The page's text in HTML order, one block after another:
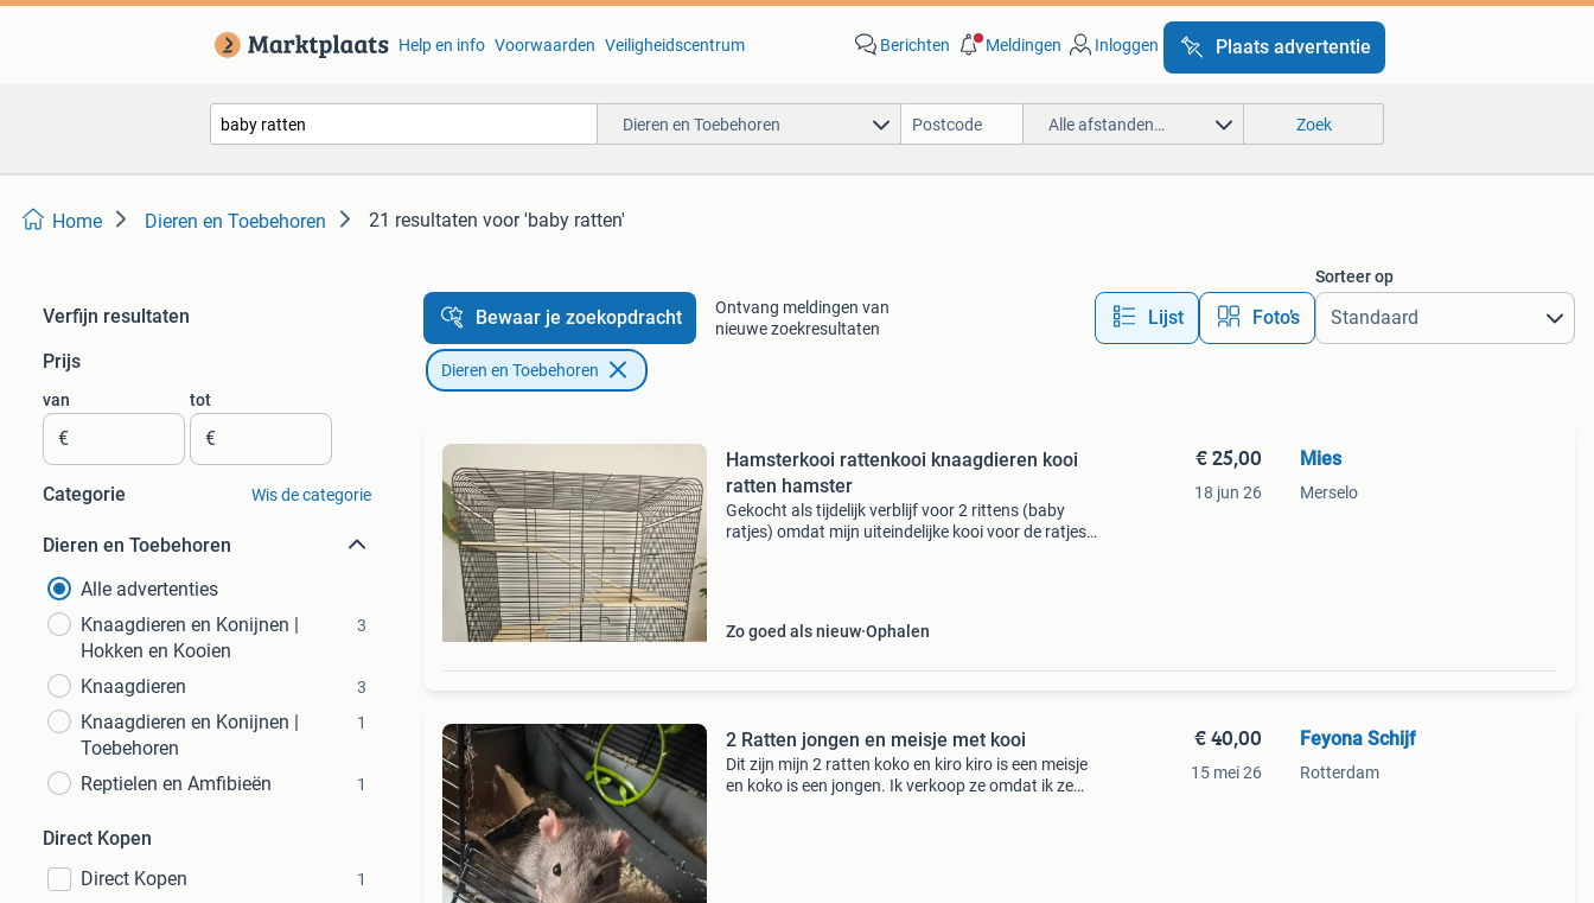
Help en info Voorwaarden Veiligheidscentrum Berichten Meldingen Inloggen Plaats advertentie
Dieren en Toebehoren Alle afstanden… Zoek
Home Dieren en Toebehoren 21 resultaten voor 'baby ratten'
Verfijn resultaten
Prijs
van
€
tot
€
Categorie Wis de categorie
Dieren en Toebehoren
Alle advertenties
Knaagdieren en Konijnen |
Hokken en Kooien
3
Knaagdieren 3
Knaagdieren en Konijnen |
Toebehoren
1
Reptielen en Amfibieën 1
Direct Kopen
Direct Kopen
1
Bewaar je zoekopdracht
Ontvang meldingen van
nieuwe zoekresultaten
Lijst Foto’s
Sorteer op
Dieren en Toebehoren
Hamsterkooi rattenkooi knaagdieren kooi
ratten hamster
Gekocht als tijdelijk verblijf voor 2 rittens (baby
ratjes) omdat mijn uiteindelijke kooi voor de ratjes
Zo goed als nieuw Ophalen
€ 25,00
18 jun 26
Mies
Merselo
2 Ratten jongen en meisje met kooi
Dit zijn mijn 2 ratten koko en kiro kiro is een meisje
en koko is een jongen. Ik verkoop ze omdat ik ze
€ 40,00
15 mei 26
Feyona Schijf
Rotterdam